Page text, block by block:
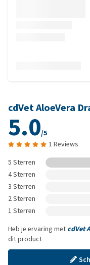
cdVet AloeVera
5.0/5
1 Reviews
5 Sterren
4 Sterren
3 Sterren
2 Sterren
1 Sterren
Heb je ervaring met cdVet
dit product